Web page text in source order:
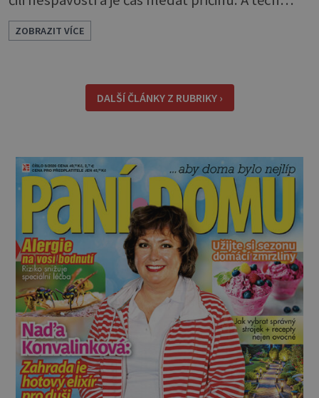
může být celá řada. Vlastně váš spánek může
rušit skoro cokoli. Nicméně některé důvody
pracujete na směny. Noční práce či jakékoli
nepřirozené bdě
ZOBRAZIT VÍCE
DALŠÍ ČLÁNKY Z RUBRIKY ›